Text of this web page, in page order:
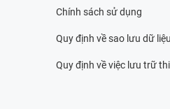
Chính sách sử dụng
Quy định về sao lưu dữ liệu
Quy định về việc lưu trữ